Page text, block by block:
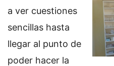
a ver cuestiones
sencillas hasta
llegar al punto de
poder hacer la